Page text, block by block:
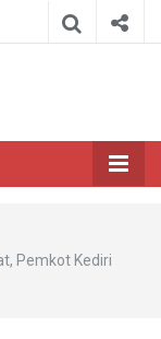
Pemkot Kediri